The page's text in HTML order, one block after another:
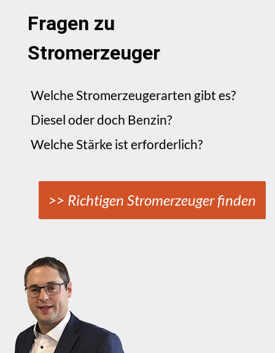
Fragen zu
Stromerzeuger
Welche Stromerzeugerarten gibt es?
Diesel oder doch Benzin?
Welche Stärke ist erforderlich?
>> Richtigen Stromerzeuger finden